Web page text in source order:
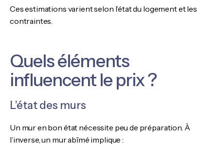
Ces estimations varient selon l’état du logement et les
contraintes.
Quels éléments
influencent le prix ?
L’état des murs
Un mur en bon état nécessite peu de préparation. À
l’inverse, un mur abîmé implique :